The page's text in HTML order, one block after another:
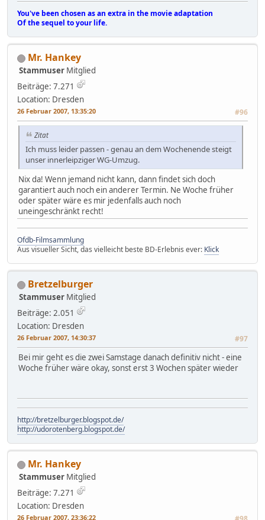
You've been chosen as an extra in the movie adaptation
Of the sequel to your life.
Mr. Hankey
Stammuser Mitglied
Beiträge: 7.271
Location: Dresden
26 Februar 2007, 13:35:20 #96
Zitat
Ich muss leider passen - genau an dem Wochenende steigt
unser innerleipziger WG-Umzug.
Nix da! Wenn jemand nicht kann, dann findet sich doch
garantiert auch noch ein anderer Termin. Ne Woche früher
oder später wäre es mir jedenfalls auch noch
uneingeschränkt recht!
Ofdb-Filmsammlung
Aus visueller Sicht, das vielleicht beste BD-Erlebnis ever: Klick
Bretzelburger
Stammuser Mitglied
Beiträge: 2.051
Location: Dresden
26 Februar 2007, 14:30:37 #97
Bei mir geht es die zwei Samstage danach definitiv nicht - eine
Woche früher wäre okay, sonst erst 3 Wochen später wieder
http://bretzelburger.blogspot.de/
http://udorotenberg.blogspot.de/
Mr. Hankey
Stammuser Mitglied
Beiträge: 7.271
Location: Dresden
26 Februar 2007, 23:36:22